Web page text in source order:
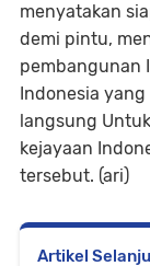
menyatakan
demi pintu,
pembangunan
Indonesia
langsung
kejayaan
tersebut. (ari)
Artikel